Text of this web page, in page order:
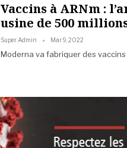
Vaccins à ARNm :
usine de 500
Super Admin Mar 9, 2022
Moderna va fabriquer des